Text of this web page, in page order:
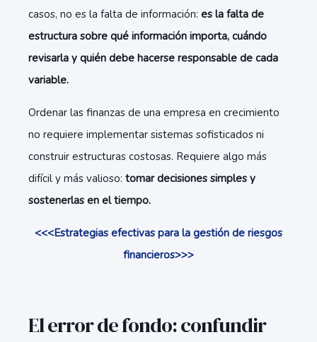
casos, no es la falta de información: es la falta de
estructura sobre qué información importa, cuándo
revisarla y quién debe hacerse responsable de cada
variable.
Ordenar las finanzas de una empresa en crecimiento
no requiere implementar sistemas sofisticados ni
construir estructuras costosas. Requiere algo más
difícil y más valioso: tomar decisiones simples y
sostenerlas en el tiempo.
<<<Estrategias efectivas para la gestión de riesgos
financieros>>>
El error de fondo: confundir